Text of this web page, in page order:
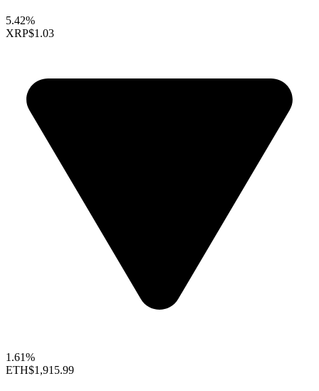
5.42%
XRP$1.03
1.61%
ETH$1,915.99